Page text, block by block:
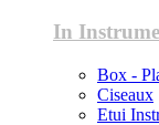
In
Box -
Ciseaux
Etui